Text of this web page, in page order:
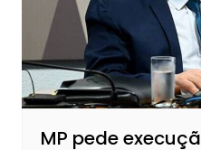
MP pede